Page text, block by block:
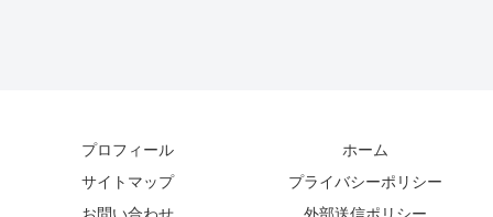
プロフィール
ホーム
サイトマップ
プライバシーポリシー